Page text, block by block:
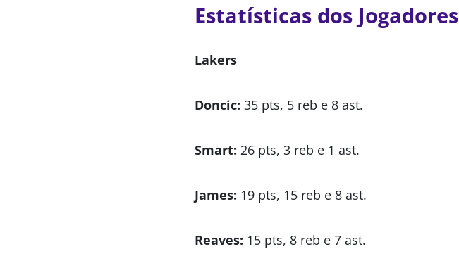
Estatísticas dos Jogadores
Lakers
Doncic: 35 pts, 5 reb e 8 ast.
Smart: 26 pts, 3 reb e 1 ast.
James: 19 pts, 15 reb e 8 ast.
Reaves: 15 pts, 8 reb e 7 ast.